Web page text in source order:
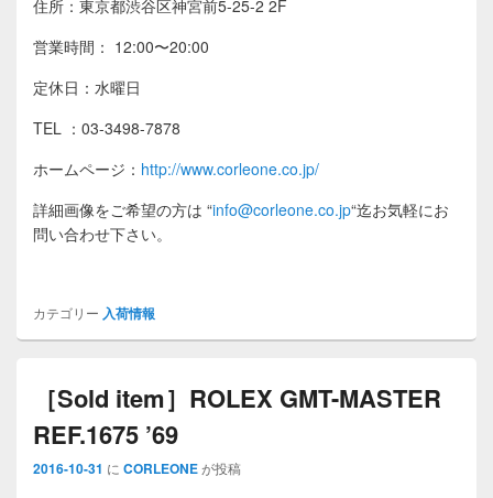
住所：東京都渋谷区神宮前5-25-2 2F
営業時間： 12:00〜20:00
定休日：水曜日
TEL ：03-3498-7878
ホームページ： http://www.corleone.co.jp/
詳細画像をご希望の方は “info@corleone.co.jp“迄お気軽にお
問い合わせ下さい。
カテゴリー 入荷情報
［Sold item］ROLEX GMT-MASTER
REF.1675 ’69
2016-10-31 に CORLEONEが投稿